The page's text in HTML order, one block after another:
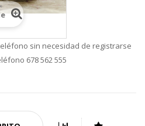
sin necesidad de registrarse
678 562 555